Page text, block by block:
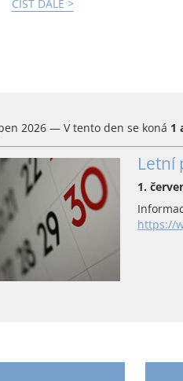
ČÍST DÁLE >
2026 — V tento den se koná 1
Letní
1.
https://